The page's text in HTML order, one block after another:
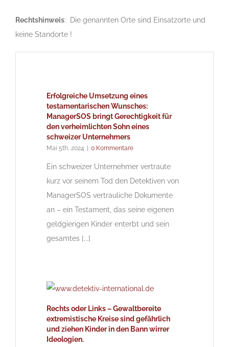
Rechtshinweis: Die genannten Orte sind Einsatzorte und
keine Standorte !
Erfolgreiche Umsetzung eines
testamentarischen Wunsches:
ManagerSOS bringt Gerechtigkeit für
den verheimlichten Sohn eines
schweizer Unternehmers
Mai 5th, 2024 | 0 Kommentare
Ein schweizer Unternehmer vertraute
kurz vor seinem Tod den Detektiven von
ManagerSOS vertrauliche Dokumente
an – ein Testament, das seine eigenen
geldgierigen Kinder enterbt und sein
gesamtes [...]
Rechts oder Links – Gewaltbereite
extremistische Kreise sind gefährlich
und ziehen Kinder in den Bann wirrer
Ideologien.